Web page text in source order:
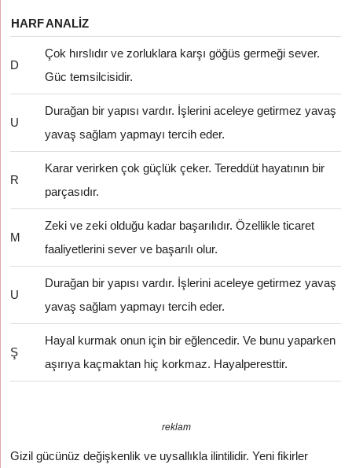
HARFANALIZ
D
Çok hırslıdır ve zorluklara karşı göğüs germeği sever.
Güc temsilcisidir.
U
Durağan bir yapısı vardır. İşlerini aceleye getirmez yavaş
yavaş sağlam yapmayı tercih eder.
R
Karar verirken çok güçlük çeker. Tereddüt hayatının bir
parçasıdır.
M
Zeki ve zeki olduğu kadar başarılıdır. Özellikle ticaret
faaliyetlerini sever ve başarılı olur.
U
Durağan bir yapısı vardır. İşlerini aceleye getirmez yavaş
yavaş sağlam yapmayı tercih eder.
Ş
Hayal kurmak onun için bir eğlencedir. Ve bunu yaparken
aşırıya kaçmaktan hiç korkmaz. Hayalperesttir.
reklam
Gizil gücünüz değişkenlik ve uysallıkla ilintilidir. Yeni fikirler